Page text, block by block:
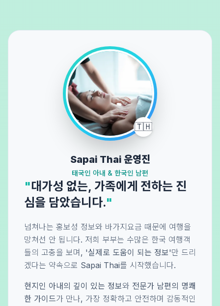
🇹🇭
Sapai Thai 운영진
태국인 아내 & 한국인 남편
"대가성 없는, 가족에게 전하는 진
심을 담았습니다."
넘쳐나는 홍보성 정보와 바가지요금 때문에 여행을
망쳐선 안 됩니다. 저희 부부는 수많은 한국 여행객
들의 고충을 보며, '실제로 도움이 되는 정보'만 드리
겠다는 약속으로 Sapai Thai를 시작했습니다.
현지인 아내의 깊이 있는 정보와 전문가 남편의 명쾌
한 가이드가 만나, 가장 정확하고 안전하며 감동적인